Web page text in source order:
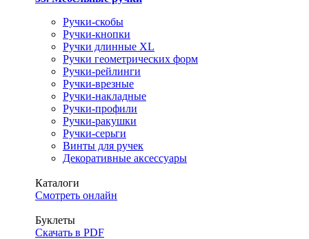
Ручки-скобы
Ручки-кнопки
Ручки длинные XL
Ручки геометрических форм
Ручки-рейлинги
Ручки-врезные
Ручки-накладные
Ручки-профили
Ручки-ракушки
Ручки-серьги
Винты для ручек
Декоративные аксессуары
Каталоги
Смотреть онлайн
Буклеты
Скачать в PDF